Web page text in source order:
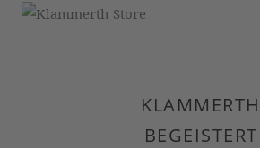
KLAMMERTH
BEGEISTERT